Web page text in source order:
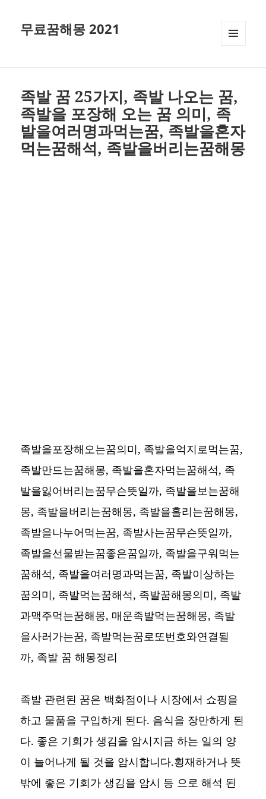
무료꿈해몽 2021
족발 꿈 25가지, 족발 나오는 꿈,
족발을 포장해 오는 꿈 의미, 족
발을여러명과먹는꿈, 족발을혼자
먹는꿈해석, 족발을버리는꿈해몽
족발을포장해오는꿈의미, 족발을억지로먹는꿈,
족발만드는꿈해몽, 족발을혼자먹는꿈해석, 족
발을잃어버리는꿈무슨뜻일까, 족발을보는꿈해
몽, 족발을버리는꿈해몽, 족발을흘리는꿈해몽,
족발을나누어먹는꿈, 족발사는꿈무슨뜻일까,
족발을선물받는꿈좋은꿈일까, 족발을구워먹는
꿈해석, 족발을여러명과먹는꿈, 족발이상하는
꿈의미, 족발먹는꿈해석, 족발꿈해몽의미, 족발
과맥주먹는꿈해몽, 매운족발먹는꿈해몽, 족발
을사러가는꿈, 족발먹는꿈로또번호와연결될
까, 족발 꿈 해몽정리
족발 관련된 꿈은 백화점이나 시장에서 쇼핑을
하고 물품을 구입하게 된다. 음식을 장만하게 된
다. 좋은 기회가 생김을 암시지금 하는 일의 양
이 늘어나게 될 것을 암시합니다.횡재하거나 뜻
밖에 좋은 기회가 생김을 암시 등 으로 해석 된